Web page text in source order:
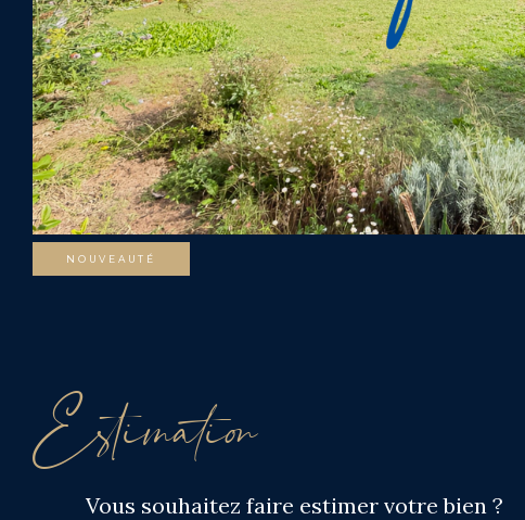
NOUVEAUTÉ
Estimation
Vous souhaitez faire estimer votre bien ?